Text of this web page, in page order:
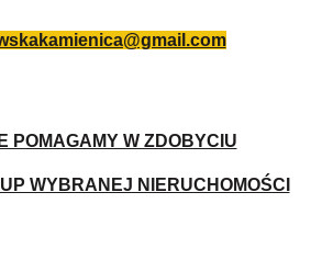
POMAGAMY W ZDOBYCIU
WYBRANEJ NIERUCHOMOŚCI